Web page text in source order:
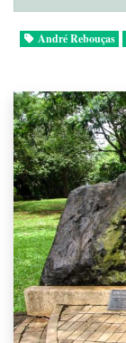
André Rebouças